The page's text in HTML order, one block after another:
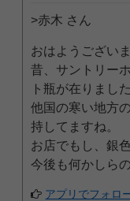
>赤木 さん
おはようございま
昔、サントリー
ト瓶が在りました
他国の寒い地方
持してますね。
お店でもし、銀
今後も何かしら
アプリでフォロ